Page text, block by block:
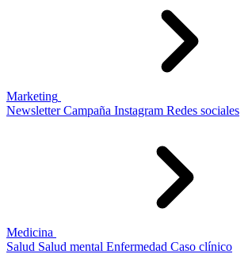
Marketing
Newsletter Campaña Instagram Redes sociales
Medicina
Salud Salud mental Enfermedad Caso clínico